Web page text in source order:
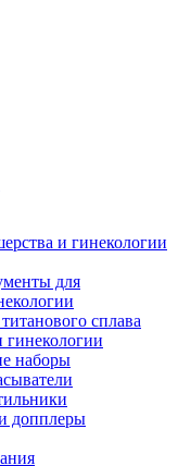
и гинекологии
для
сплава
гинекологии
наборы
допплеры